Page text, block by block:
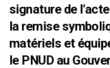
signature de
la remise
matériels et
le PNUD au